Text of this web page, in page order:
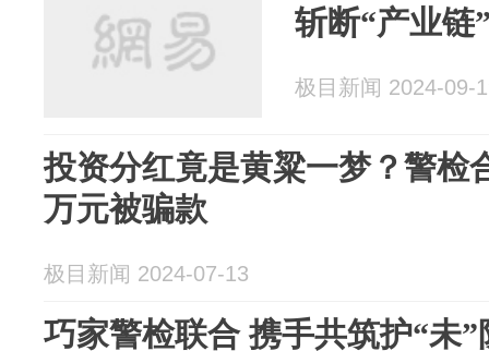
斩断“产业链
极目新闻 2024-09-
投资分红竟是黄粱一梦？警检
万元被骗款
极目新闻 2024-07-13
巧家警检联合 携手共筑护“未”